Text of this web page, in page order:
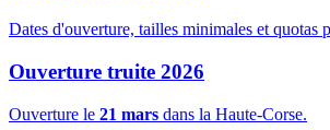
Dates d'ouverture, tailles minimales et quotas
Ouverture truite 2026
Ouverture le 21 mars dans la Haute-Corse.